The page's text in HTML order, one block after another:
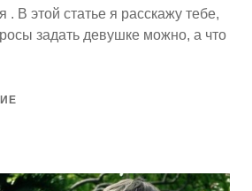
. В этой статье я расскажу тебе,
задать девушке можно, а что